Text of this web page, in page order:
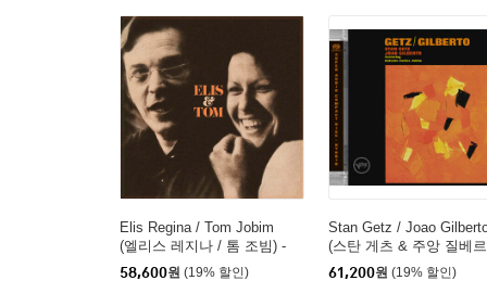
Elis Regina / Tom Jobim
(엘리스 레지나 / 톰 조빔) -
Elis & Tom [LP]
58,600원 (19% 할인)
Stan Getz / Joao
(스탄 게츠 & 주앙 질베르
토) - Getz / Gilberto
Hybrid]
61,200원 (19% 할인)